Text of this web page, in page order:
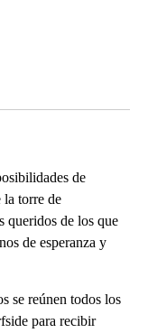
de
la torre de
queridos de los que
de esperanza y
se reúnen todos los
para recibir